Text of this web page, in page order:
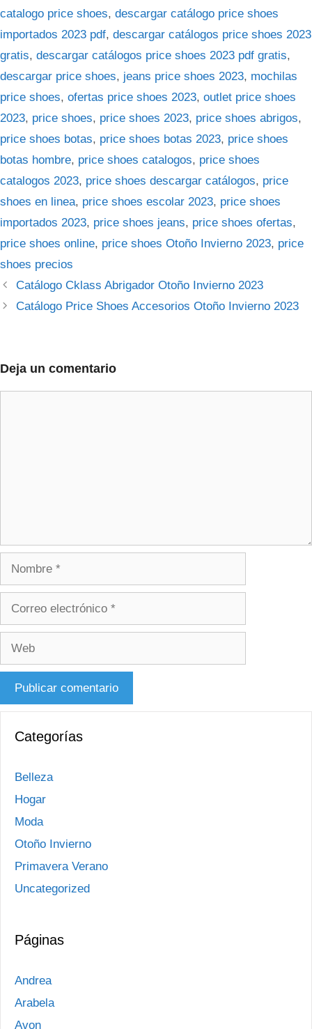
catalogo price shoes, descargar catálogo price shoes
importados 2023 pdf, descargar catálogos price shoes 2023
gratis, descargar catálogos price shoes 2023 pdf gratis,
descargar price shoes, jeans price shoes 2023, mochilas
price shoes, ofertas price shoes 2023, outlet price shoes
2023, price shoes, price shoes 2023, price shoes abrigos,
price shoes botas, price shoes botas 2023, price shoes
botas hombre, price shoes catalogos, price shoes
catalogos 2023, price shoes descargar catálogos, price
shoes en linea, price shoes escolar 2023, price shoes
importados 2023, price shoes jeans, price shoes ofertas,
price shoes online, price shoes Otoño Invierno 2023, price
shoes precios
Catálogo Cklass Abrigador Otoño Invierno 2023
Catálogo Price Shoes Accesorios Otoño Invierno 2023
Deja un comentario
Nombre
Correo
Web
Categorías
Belleza
Hogar
Moda
Otoño Invierno
Primavera Verano
Uncategorized
Páginas
Andrea
Arabela
Avon